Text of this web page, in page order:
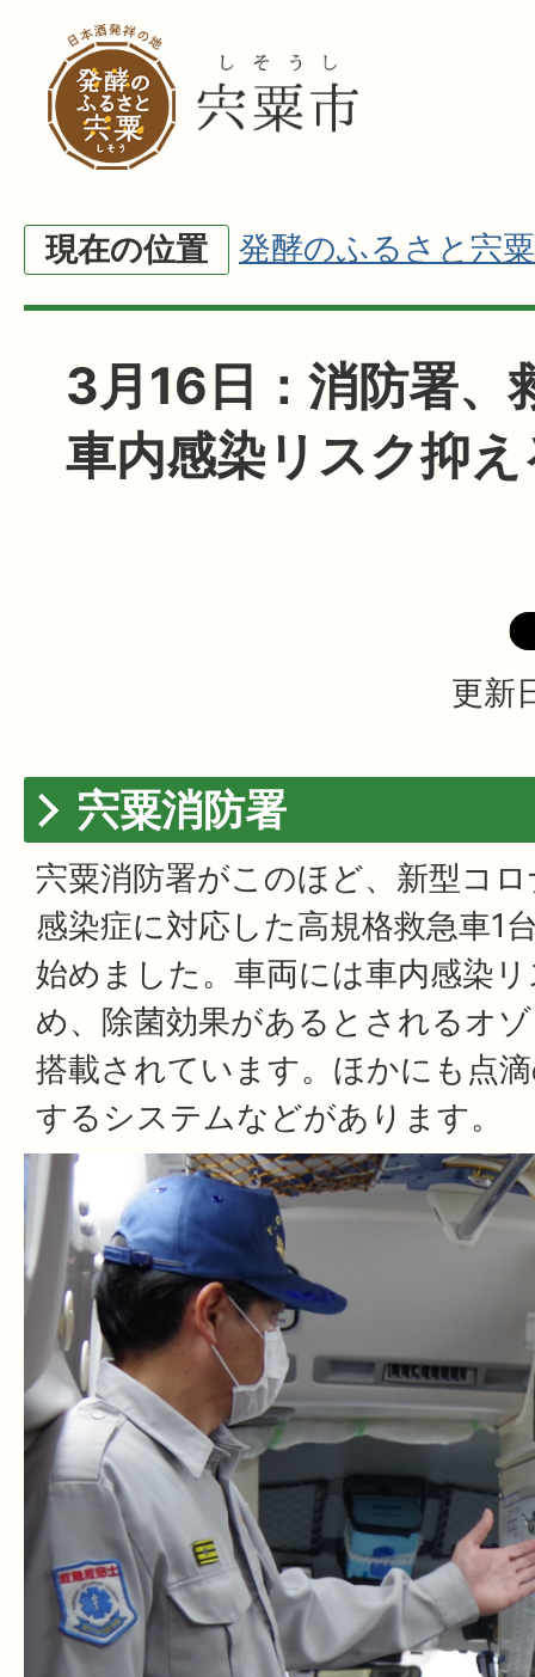
現在の位置 発酵のふるさと宍粟
3月16日：消防署、
車内感染リスク抑
更新
宍粟消防署
宍粟消防署がこのほど、新型コ
感染症に対応した高規格救急車1
始めました。車両には車内感染
め、除菌効果があるとされるオ
搭載されています。ほかにも点
するシステムなどがあります。